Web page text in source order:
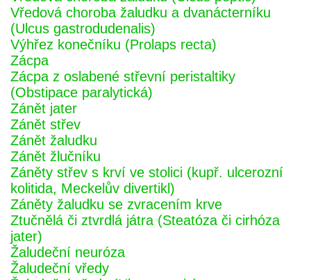
Vředová choroba žaludku a dvanácterníku
(Ulcus gastrodudenalis)
Výhřez konečníku (Prolaps recta)
Zácpa
Zácpa z oslabené střevní peristaltiky
(Obstipace paralytická)
Zánět jater
Zánět střev
Zánět žaludku
Zánět žlučníku
Záněty střev s krví ve stolici (kupř. ulcerozní
kolitida, Meckelův divertikl)
Záněty žaludku se zvracením krve
Ztučnělá či ztvrdlá játra (Steatóza či cirhóza
jater)
Žaludeční neuróza
Žaludeční vředy